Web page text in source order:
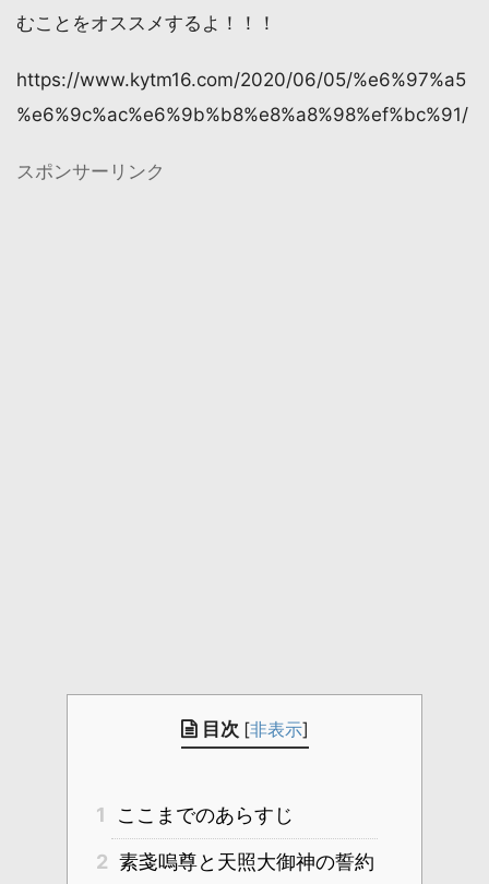
むことをオススメするよ！！！
https://www.kytm16.com/2020/06/05/%e6%97%a5
%e6%9c%ac%e6%9b%b8%e8%a8%98%ef%bc%91/
スポンサーリンク
目次 [非表示]
1 ここまでのあらすじ
2 素戔嗚尊と天照大御神の誓約